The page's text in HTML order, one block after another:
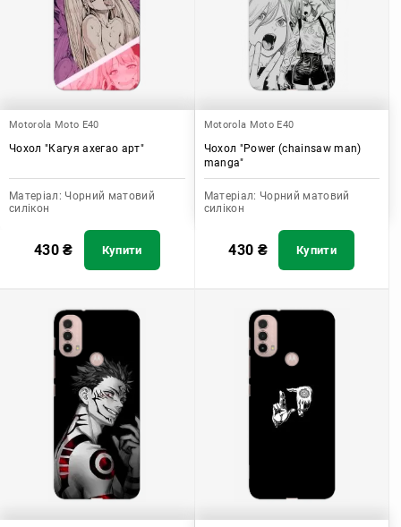
Motorola Moto E40
Чохол "Кагуя ахегао арт"
Матеріал: Чорний матовий
силікон
430₴ Купити
Motorola Moto E40
Чохол "Power (chainsaw man)
manga"
Матеріал: Чорний матовий
силікон
430 ₴ Купити